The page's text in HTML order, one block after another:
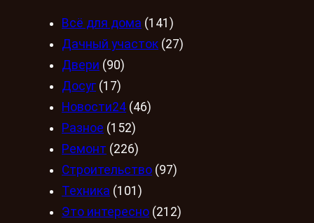
Всё для дома (141)
Дачный участок (27)
Двери (90)
Досуг (17)
Новости24 (46)
Разное (152)
Ремонт (226)
Строительство (97)
Техника (101)
Это интересно (212)